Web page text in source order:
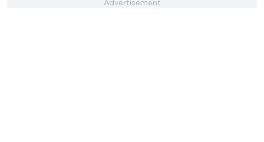
Advertisement